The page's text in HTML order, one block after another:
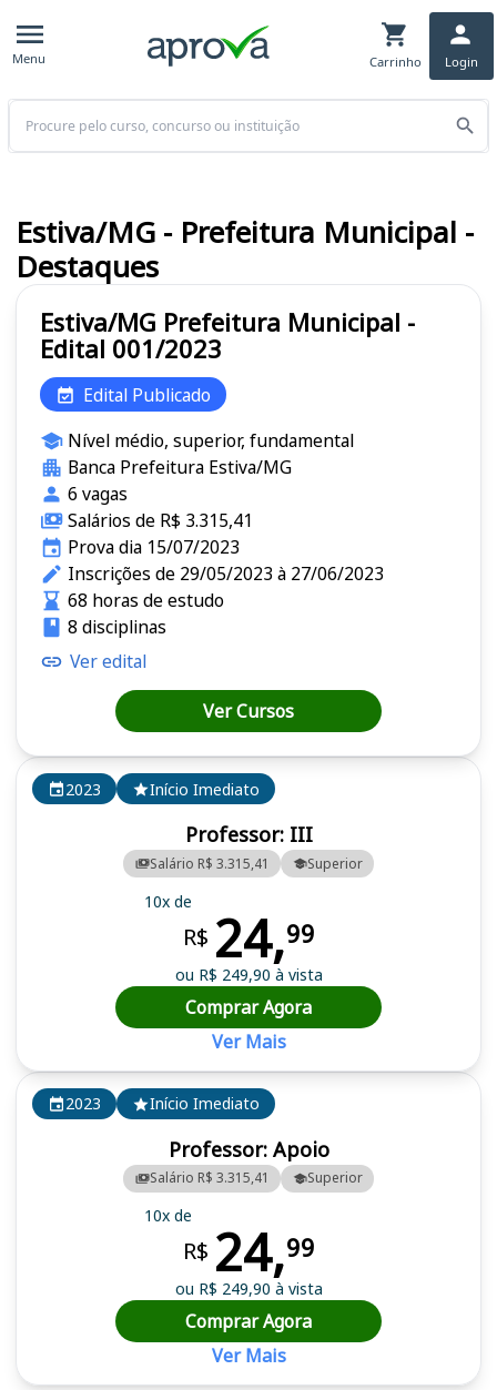
Menu Carrinho Login
Buscar
2023 Início Imediato
Professor: Apoio
Salário R$ 3.315,41 Superior
10x de
R$ 24,99
ou R$ 249,90 à vista
Comprar Agora
Ver Mais
2023 Início Imediato
Professor: III
Salário R$ 3.315,41 Superior
10x de
R$ 24,99
ou R$ 249,90 à vista
Comprar Agora
Ver Mais
Estiva/MG Prefeitura Municipal -
Edital 001/2023
Edital Publicado
Nível médio, superior, fundamental
Banca Prefeitura Estiva/MG
6 vagas
Salários de R$ 3.315,41
Prova dia 15/07/2023
Inscrições de 29/05/2023 à 27/06/2023
68 horas de estudo
8 disciplinas
Ver edital
Ver Cursos
Estiva/MG - Prefeitura Municipal -
Destaques